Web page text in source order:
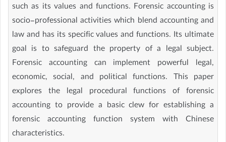
such as its values and functions. Forensic accounting is
socio-professional activities which blend accounting and
law and has its specific values and functions. Its ultimate
goal is to safeguard the property of a legal subject.
Forensic accounting can implement powerful legal,
economic, social, and political functions. This paper
explores the legal procedural functions of forensic
accounting to provide a basic clew for establishing a
forensic accounting function system with Chinese
characteristics.